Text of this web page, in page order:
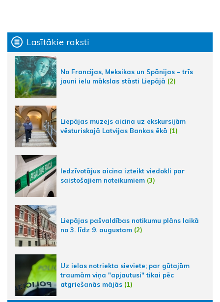
Lasītākie raksti
No Francijas, Meksikas un Spānijas – trīs
jauni ielu mākslas stāsti Liepājā (2)
Liepājas muzejs aicina uz ekskursijām
vēsturiskajā Latvijas Bankas ēkā (1)
Iedzīvotājus aicina izteikt viedokli par
saistošajiem noteikumiem (3)
Liepājas pašvaldības notikumu plāns laikā
no 3. līdz 9. augustam (2)
Uz ielas notriekta sieviete; par gūtajām
traumām viņa "apjautusi" tikai pēc
atgriešanās mājās (1)